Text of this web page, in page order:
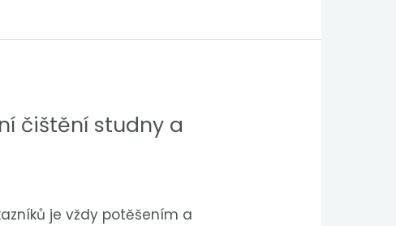
čištění studny a
je vždy potěšením a